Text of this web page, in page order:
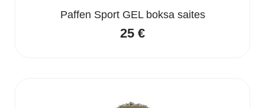
Paffen Sport GEL boksa saites
25 €